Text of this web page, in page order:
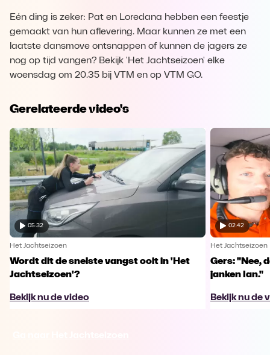
Eén ding is zeker: Pat en Loredana hebben een feestje
gemaakt van hun aflevering. Maar kunnen ze met een
laatste dansmove ontsnappen of kunnen de jagers ze
nog op tijd vangen? Bekijk 'Het Jachtseizoen' elke
woensdag om 20.35 bij VTM en op VTM GO.
Gerelateerde video's
05:32
Het Jachtseizoen
Wordt dit de snelste vangst ooit in 'Het
Jachtseizoen'?
Bekijk nu de video
02:42
Het Jachtseizoen
Gers: "Nee,
janken Ian."
Bekijk nu de